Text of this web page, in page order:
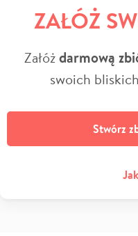
ZAŁÓŻ
Załóżdarmową
swoich
Stwórz